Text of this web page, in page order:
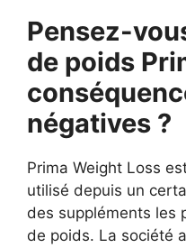
Pensez-
de poids
négatives ?
Prima Weight Loss
utilisé depuis un
des suppléments les
de poids. La société